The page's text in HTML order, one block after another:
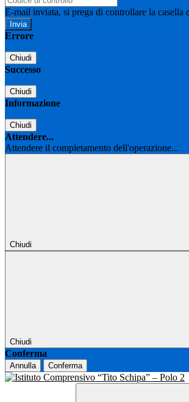
E-mail inviata, si prega di controllare la casella
Errore
Chiudi
Successo
Chiudi
Informazione
Chiudi
Attendere...
Attendere il completamento dell'operazione...
Chiudi
Chiudi
Conferma
Annulla Conferma